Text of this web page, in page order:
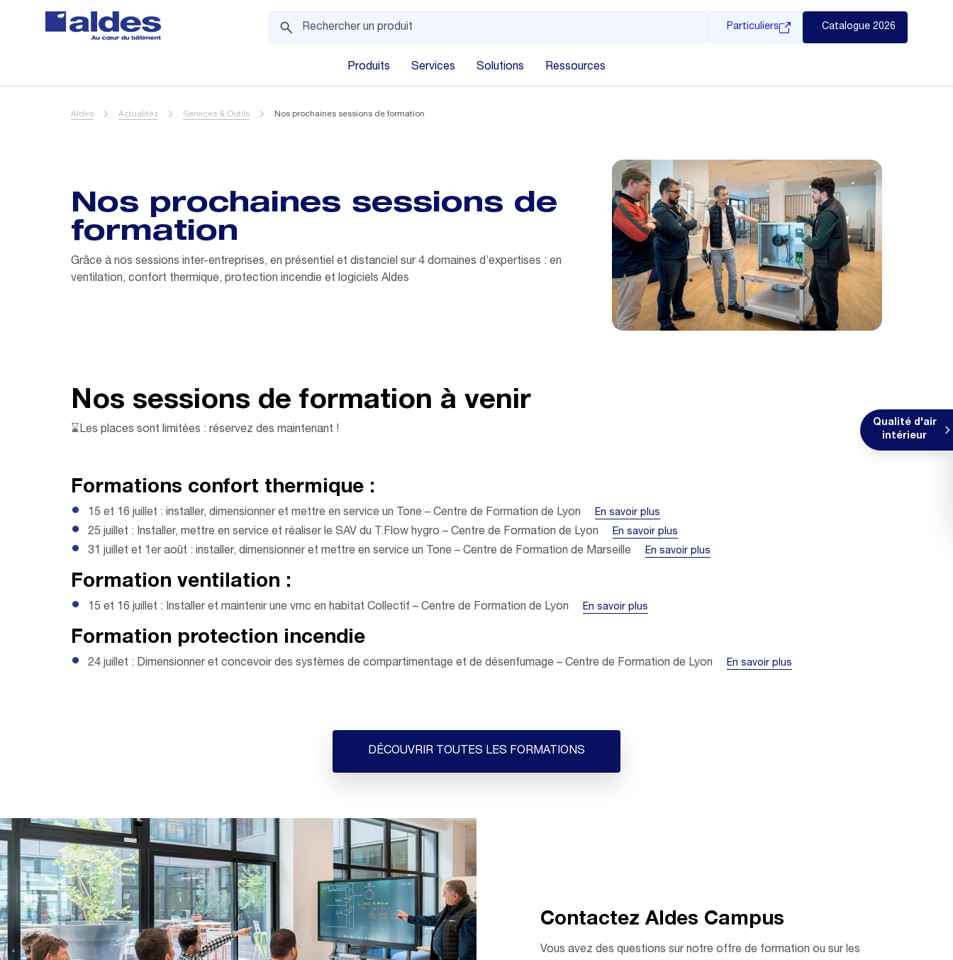
Particuliers Catalogue 2026
Produits Services Solutions Ressources
Aldes Actualités Services & Outils Nos prochaines sessions de formation
Qualité d'air
intérieur
Nos prochaines sessions de
formation
Grâce à nos sessions inter-entreprises, en présentiel et distanciel sur 4 domaines d’expertises : en
ventilation, confort thermique, protection incendie et logiciels Aldes
Nos sessions de formation à venir
⌛Les places sont limitées : réservez des maintenant !
Formations confort thermique :
15 et 16 juillet : installer, dimensionner et mettre en service un Tone – Centre de Formation de Lyon En savoir plus
25 juillet : Installer, mettre en service et réaliser le SAV du T.Flow hygro – Centre de Formation de Lyon En savoir plus
31 juillet et 1er août : installer, dimensionner et mettre en service un Tone – Centre de Formation de Marseille En savoir plus
Formation ventilation :
15 et 16 juillet : Installer et maintenir une vmc en habitat Collectif – Centre de Formation de Lyon En savoir plus
Formation protection incendie
24 juillet : Dimensionner et concevoir des systèmes de compartimentage et de désenfumage – Centre de Formation de Lyon En savoir plus
DÉCOUVRIR TOUTES LES FORMATIONS
Contactez Aldes Campus
Vous avez des questions sur notre offre de formation ou sur les